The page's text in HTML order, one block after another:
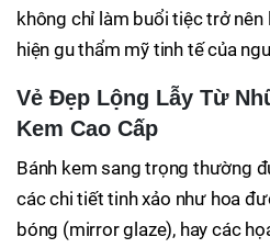
không chỉ làm buổi tiệc trở
hiện gu thẩm mỹ tinh tế của
Vẻ Đẹp Lộng Lẫy Từ
Kem Cao Cấp
Bánh kem sang trọng thường
các chi tiết tinh xảo như hoa
bóng (mirror glaze), hay các